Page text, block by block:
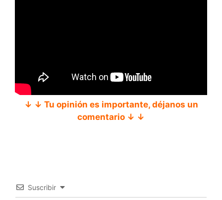
↓ ↓ Tu opinión es importante, déjanos un
comentario ↓ ↓
Suscribir